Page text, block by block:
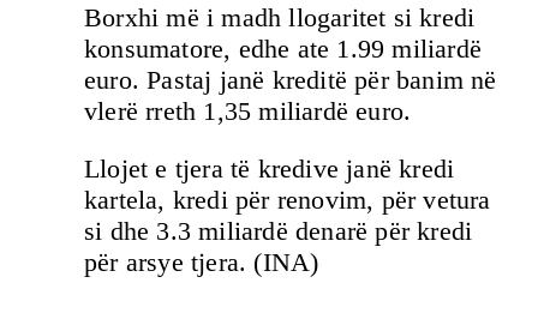
Borxhi më i madh llogaritet si kredi
konsumatore, edhe ate 1.99 miliardë
euro. Pastaj janë kreditë për banim në
vlerë rreth 1,35 miliardë euro.
Llojet e tjera të kredive janë kredi
kartela, kredi për renovim, për vetura
si dhe 3.3 miliardë denarë për kredi
për arsye tjera. (INA)